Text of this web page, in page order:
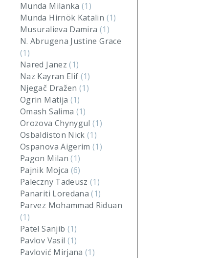
Munda Milanka(1)
Munda Hirnök Katalin (1)
Musuralieva Damira (1)
N. Abrugena Justine Grace
(1)
Nared Janez(1)
Naz Kayran Elif (1)
Njegač Dražen(1)
Ogrin Matija (1)
Omash Salima (1)
Orozova Chynygul(1)
Osbaldiston Nick(1)
Ospanova Aigerim(1)
Pagon Milan(1)
Pajnik Mojca (6)
Paleczny Tadeusz(1)
Panariti Loredana(1)
Parvez Mohammad Riduan
(1)
Patel Sanjib (1)
Pavlov Vasil (1)
Pavlović Mirjana(1)